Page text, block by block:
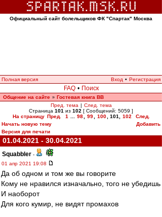
Официальный сайт болельщиков ФК "Спартак" Москва
Полная версия Вход • Регистрация
FAQ • Поиск
Общение на сайте » Гостевая книга ВВ
Пред. тема | След. тема
Страница 101 из 102 [ Сообщений: 5059 ]
На страницу Пред. 1 98 99 100 101 102
След.
Начать новую тему
Добавить
Версия для печати
01.04.2021 - 30.04.2021
Squabbler -
01 апр 2021 19:08
Да об одном и том же вы говорите
Кому не нравился изначально, того не убедишь
И наоборот
Для кого кумир, не видят промахов